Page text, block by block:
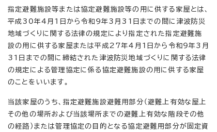
指定避難施設等または協定避難施設等の用に供する家屋とは、
平成30年4月1日から令和9年3月31日までの間に津波防災
地域づくりに関する法律の規定により指定された指定避難施
設の用に供する家屋または平成27年4月1日から令和9年3月
31日までの間に締結された津波防災地域づくりに関する法律
の規定による管理協定に係る協定避難施設の用に供する家屋
のことをいいます。
当該家屋のうち、指定避難施設避難用部分（避難上有効な屋上
その他の場所および当該場所までの避難上有効な階段その他
の経路）または管理協定の目的となる協定避難用部分が固定資